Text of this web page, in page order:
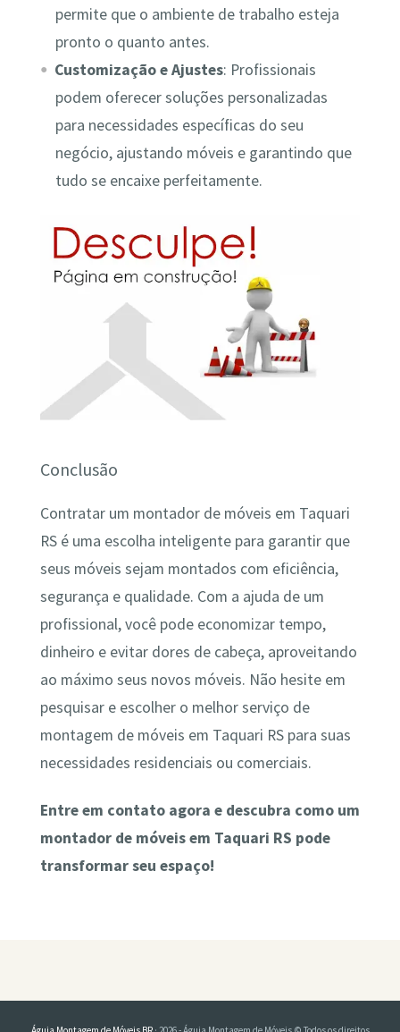
permite que o ambiente de trabalho esteja
pronto o quanto antes.
Customização e Ajustes: Profissionais
podem oferecer soluções personalizadas
para necessidades específicas do seu
negócio, ajustando móveis e garantindo que
tudo se encaixe perfeitamente.
Conclusão
Contratar um montador de móveis em Taquari
RS é uma escolha inteligente para garantir que
seus móveis sejam montados com eficiência,
segurança e qualidade. Com a ajuda de um
profissional, você pode economizar tempo,
dinheiro e evitar dores de cabeça, aproveitando
ao máximo seus novos móveis. Não hesite em
pesquisar e escolher o melhor serviço de
montagem de móveis em Taquari RS para suas
necessidades residenciais ou comerciais.
Entre em contato agora e descubra como um
montador de móveis em Taquari RS pode
transformar seu espaço!